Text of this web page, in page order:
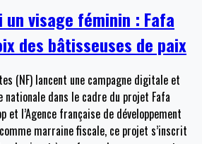
un visage féminin : Fafa
des bâtisseuses de paix
(NF) lancent une campagne digitale et
nationale dans le cadre du projet Fafa
et l’Agence française de développement
marraine fiscale, ce projet s’inscrit